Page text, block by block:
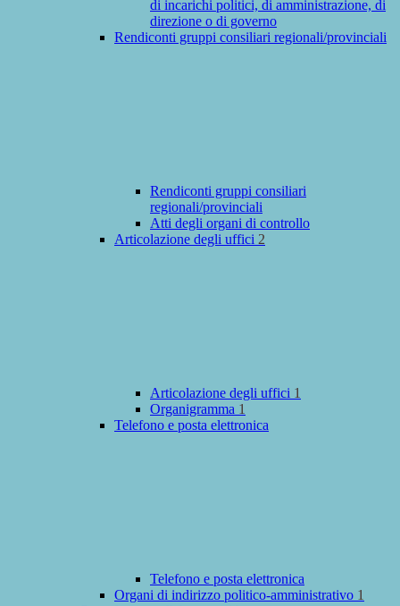
di incarichi politici, di amministrazione, di
direzione o di governo
Rendiconti gruppi consiliari regionali/provinciali
Rendiconti gruppi consiliari
regionali/provinciali
Atti degli organi di controllo
Articolazione degli uffici 2
Articolazione degli uffici 1
Organigramma 1
Telefono e posta elettronica
Telefono e posta elettronica
Organi di indirizzo politico-amministrativo 1